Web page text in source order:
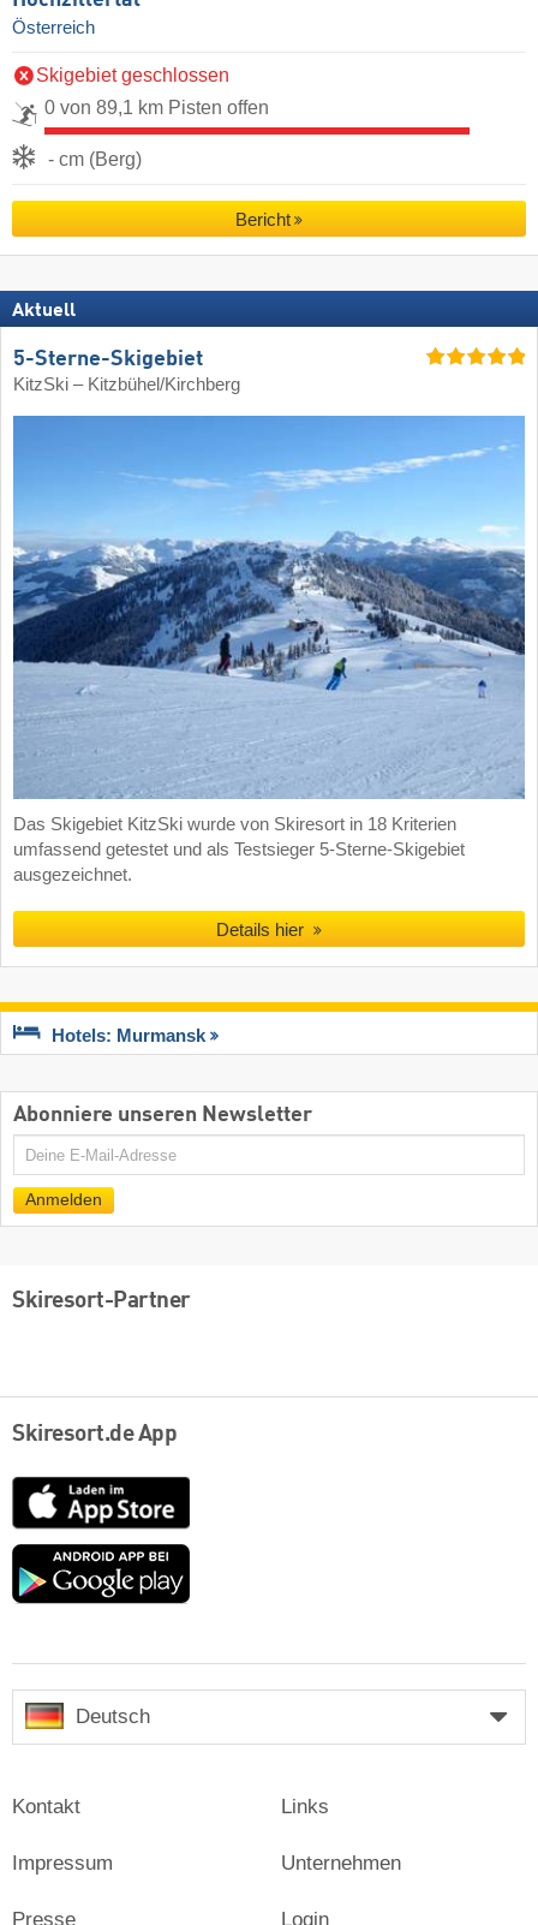
Österreich
Skigebiet geschlossen
0 von 89,1 km Pisten offen
- cm (Berg)
Bericht
Aktuell
5-Sterne-Skigebiet
KitzSki – Kitzbühel/​Kirchberg
Das Skigebiet KitzSki wurde von Skiresort in 18 Kriterien
umfassend getestet und als Testsieger 5-Sterne-Skigebiet
ausgezeichnet.
Details hier
Hotels: Murmansk
Abonniere unseren Newsletter
E-
Mail
Anmelden
Skiresort-Partner
Skiresort.de App
App
Store
Google
Deutsch
Kontakt
Impressum
Presse
Links
Unternehmen
Login